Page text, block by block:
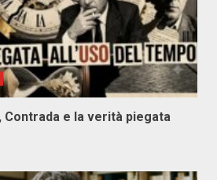
Contrada e la verità piegata